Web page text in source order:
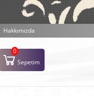
Hakkımızda
0
Sepetim